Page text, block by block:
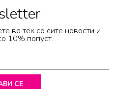
во тек со сите новости и
10% попуст.
СЕ